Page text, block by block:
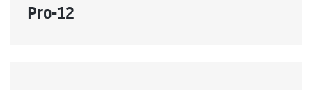
Pro-12